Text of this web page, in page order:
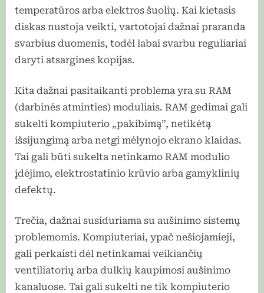
temperatūros arba elektros šuolių. Kai kietasis
diskas nustoja veikti, vartotojai dažnai praranda
svarbius duomenis, todėl labai svarbu reguliariai
daryti atsargines kopijas.
Kita dažnai pasitaikanti problema yra su RAM
(darbinės atminties) moduliais. RAM gedimai gali
sukelti kompiuterio „pakibimą”, netikėtą
išsijungimą arba netgi mėlynojo ekrano klaidas.
Tai gali būti sukelta netinkamo RAM modulio
įdėjimo, elektrostatinio krūvio arba gamyklinių
defektų.
Trečia, dažnai susiduriama su aušinimo sistemų
problemomis. Kompiuteriai, ypač nešiojamieji,
gali perkaisti dėl netinkamai veikiančių
ventiliatorių arba dulkių kaupimosi aušinimo
kanaluose. Tai gali sukelti ne tik kompiuterio